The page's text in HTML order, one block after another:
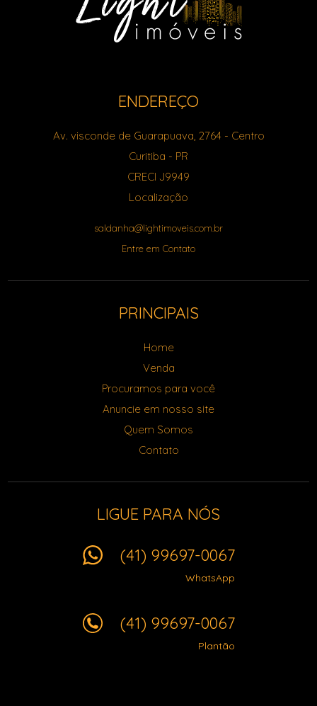
ENDEREÇO
Av. visconde de Guarapuava, 2764- Centro
Curitiba - PR
CRECI J9949
Localização
saldanha@lightimoveis.com.br
Entre em Contato
PRINCIPAIS
Home
Venda
Procuramos para você
Anuncie em nosso site
Quem Somos
Contato
LIGUE PARA NÓS
(41) 99697-0067
WhatsApp
(41) 99697-0067
Plantão